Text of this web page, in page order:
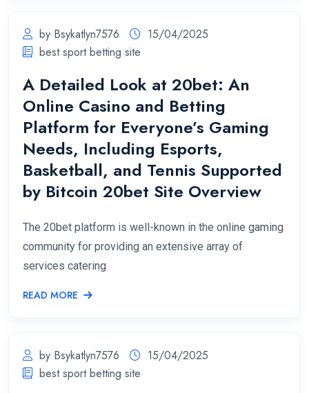
by Bsykatlyn7576
15/04/2025
best sport betting site
A Detailed Look at 20bet: An
Online Casino and Betting
Platform for Everyone’s Gaming
Needs, Including Esports,
Basketball, and Tennis Supported
by Bitcoin 20bet Site Overview
The 20bet platform is well-known in the online gaming
community for providing an extensive array of
services catering
READ MORE
by Bsykatlyn7576
15/04/2025
best sport betting site